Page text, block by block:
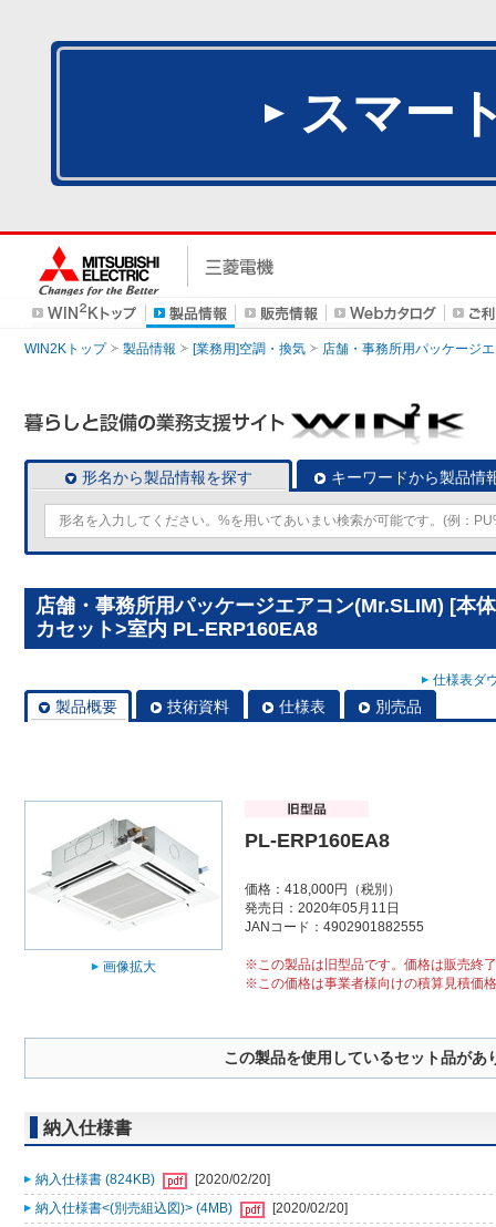
スマー
WIN2Kトップ 製品情報 [業務用]空調・換気 店舗・事務所用パッケージ
形名から製品情報を探す キーワードから製品情
店舗・事務所用パッケージエアコン(Mr.SLIM) [本
カセット>室内 PL-ERP160EA8
仕様表ダ
製品概要 技術資料 仕様表 別売品
画像拡大
PL-ERP160EA8
価格：418,000円（税別）
発売日：2020年05月11日
JANコード：4902901882555
※この製品は旧型品です。価格は販売終
※この価格は事業者様向けの積算見積価
この製品を使用しているセット品があ
納入仕様書
納入仕様書 (824KB)
[2020/02/20]
納入仕様書<(別売組込図)> (4MB)
[2020/02/20]